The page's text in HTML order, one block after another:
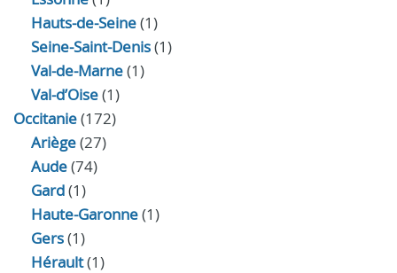
Hauts-de-Seine(1)
Seine-Saint-Denis(1)
Val-de-Marne(1)
Val-d’Oise(1)
Occitanie(172)
Ariège(27)
Aude(74)
Gard(1)
Haute-Garonne(1)
Gers(1)
Hérault(1)